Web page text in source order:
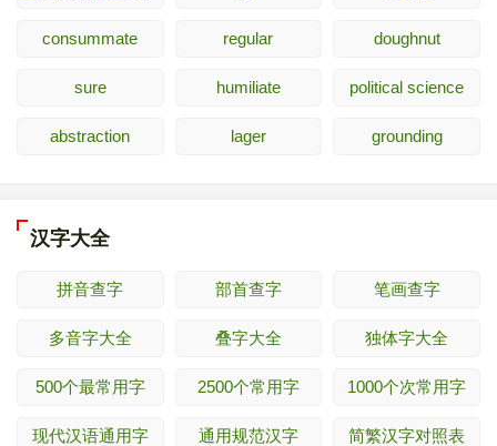
consummate regular doughnut
sure humiliate political science
abstraction lager grounding
汉字大全
拼音查字 部首查字 笔画查字
多音字大全 叠字大全 独体字大全
500个最常用字 2500个常用字 1000个次常用字
现代汉语通用字 通用规范汉字 简繁汉字对照表